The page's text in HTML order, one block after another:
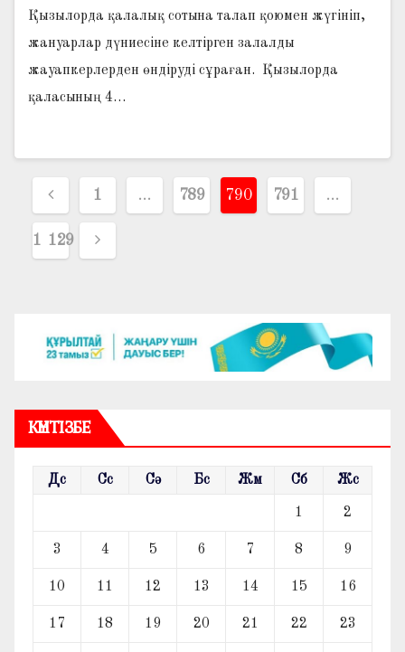
Қызылорда қалалық сотына талап қоюмен жүгініп,
жануарлар дүниесіне келтірген залалды
жауапкерлерден өндіруді сұраған. Қызылорда
қаласының 4…
Жазбалар
навигациясы
1 … 789 790 791 …
1 129
КҮНТІЗБЕ
Дс Сс Сә Бс Жм Сб Жс
1 2
3 4 5 6 7 8 9
10 11 12 13 14 15 16
17 18 19 20 21 22 23